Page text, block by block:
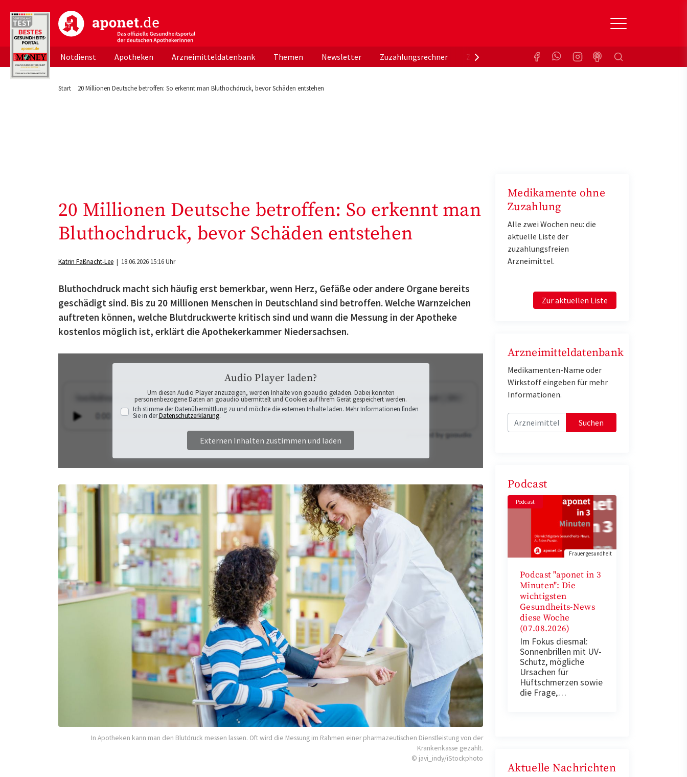
aponet.de - Das offizielle Gesundheitsportal der deutschen ApothekerInnen
Notdienst Apotheken Arzneimitteldatenbank Themen Newsletter Zuzahlungsrechner Zuzahlungsbefreiung KrankenkasseSuchen
Start 20 Millionen Deutsche betroffen: So erkennt man Bluthochdruck, bevor Schäden entstehen
20 Millionen Deutsche betroffen: So erkennt man
Bluthochdruck, bevor Schäden entstehen
Katrin Faßnacht-Lee | 18.06.2026 15:16 Uhr
Bluthochdruck macht sich häufig erst bemerkbar, wenn Herz, Gefäße oder andere Organe bereits
geschädigt sind. Bis zu 20 Millionen Menschen in Deutschland sind betroffen. Welche Warnzeichen
auftreten können, welche Blutdruckwerte kritisch sind und wann die Messung in der Apotheke
kostenlos möglich ist, erklärt die Apothekerkammer Niedersachsen.
Audio Player laden?
Um diesen Audio Player anzuzeigen, werden Inhalte von goaudio geladen. Dabei könnten
personenbezogene Daten an goaudio übermittelt und Cookies auf Ihrem Gerät gespeichert werden.
Ich stimme der Datenübermittlung zu und möchte die externen Inhalte laden. Mehr Informationen finden
Sie in derDatenschutzerklärung.
Externen Inhalten zustimmen und laden
In Apotheken kann man den Blutdruck messen lassen. Oft wird die Messung im Rahmen einer pharmazeutischen Dienstleistung von der
Krankenkasse gezahlt.
© javi_indy/iStockphoto
Medikamente ohne
Zuzahlung
Alle zwei Wochen neu: die
aktuelle Liste der
zuzahlungsfreien
Arzneimittel.
Zur aktuellen Liste
Arzneimitteldatenbank
Medikamenten-Name oder
Wirkstoff eingeben für mehr
Informationen.
Suchen
Podcast
Podcast
Frauengesundheit
Podcast "aponet in 3
Minuten": Die
wichtigsten
Gesundheits-News
diese Woche
(07.08.2026)
Im Fokus diesmal:
Sonnenbrillen mit UV-
Schutz, mögliche
Ursachen für
Hüftschmerzen sowie
die Frage,…
Aktuelle Nachrichten